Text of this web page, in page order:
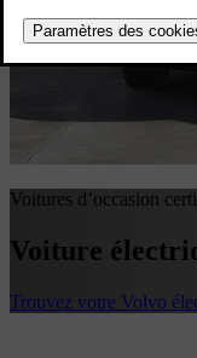
Voitures d’occasion
Voiture
Trouvez votre Volvo